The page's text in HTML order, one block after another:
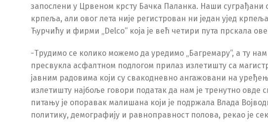
запослени у Црвеном крсту Бачка Паланка. Наши суграђани
крпеља, али овог лета није регистрован ни један ујед
Ћурчићу и фирми „Delco“ која је већ четири пута прскала
-Трудимо се колико можемо да уредимо „Багремару“, а ту
пресвукла асфалтном подлогом прилаз излетишту са
јавним радовима који су свакодневно ангажовани на
излетишту најбоље говори податак да нам је тренутно
питању је опоравак малишана који је подржала Влада
политику, демографију и равноправност полова, рекао је